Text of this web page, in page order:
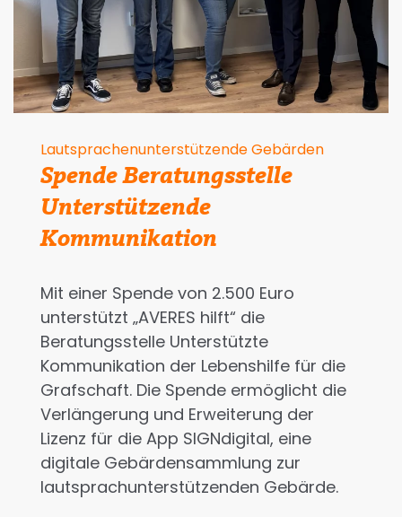
Lautsprachenunterstützende Gebärden
Spende Beratungsstelle
Unterstützende
Kommunikation
Mit einer Spende von 2.500 Euro
unterstützt „AVERES hilft“ die
Beratungsstelle Unterstützte
Kommunikation der Lebenshilfe für die
Grafschaft. Die Spende ermöglicht die
Verlängerung und Erweiterung der
Lizenz für die App SIGNdigital, eine
digitale Gebärdensammlung zur
lautsprachunterstützenden Gebärde.